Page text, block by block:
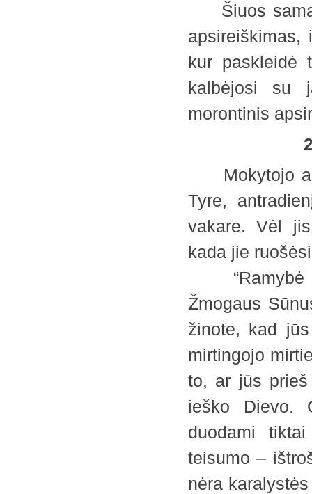
Šiuos
kur paskleidė
kalbėjosi su
morontinis
2.
Mokytojo
Tyre,
vakare. Vėl
kada jie
“Ramybė
Žmogaus
žinote, kad
mirtingojo
to, ar jūs
ieško Dievo.
duodami
teisumo –
nėra